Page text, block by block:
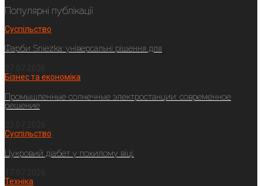
Популярні публікації
Суспільство
Фарби Sniezka: універсальні рішення для
Бізнес та економіка
Промышленные солнечные электростанции: современное
решение
Суспільство
Цукровий діабет у похилому віці:
Техніка